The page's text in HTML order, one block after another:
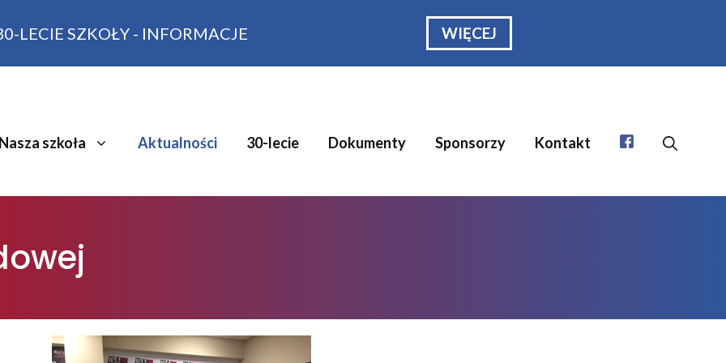
LECIE SZKOŁY - INFORMACJE WIĘCEJ
Nasza szkoła Aktualności 30-lecie Dokumenty Sponsorzy Kontakt